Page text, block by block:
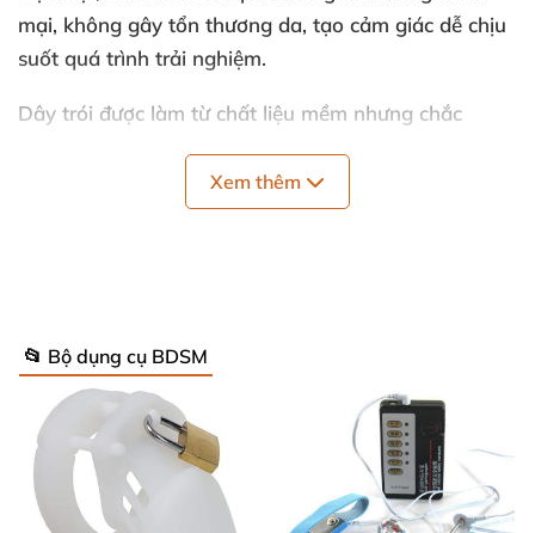
mại, không gây tổn thương da, tạo cảm giác dễ chịu
suốt quá trình trải nghiệm.
Dây trói được làm từ chất liệu mềm nhưng chắc
Roi da với thiết kế tua rua tinh tế giúp kích thích cảm
giác nhẹ nhàng mà vẫn đủ mạnh để gây ấn tượng,
Tên sản phẩm: Bộ đồ chơi bạo dâm 7 món màu
hồng
Mã sản phẩm: QT06
Xem thêm
📂 Bộ dụng cụ BDSM